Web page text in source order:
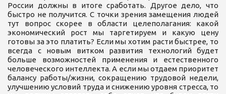
России должны в итоге сработать. Другое дело, что
быстро не получится. С точки зрения замещения людей
тут вопрос скорее в области целеполагания: какой
экономический рост мы таргетируем и какую цену
готовы за это платить? Если мы хотим расти быстрее, то
всегда с новым витком развития технологий будет
больше возможностей применения и естественного
человеческого интеллекта. А если мы отдаем приоритет
балансу работы/жизни, сокращению трудовой недели,
улучшению условий труда и снижению уровня стресса, то